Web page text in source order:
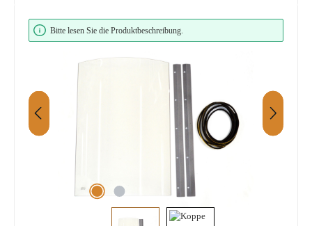
Bildergalerie überspringen
Bitte lesen Sie die Produktbeschreibung.